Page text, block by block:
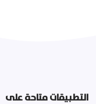
التطبيقات متاحة على